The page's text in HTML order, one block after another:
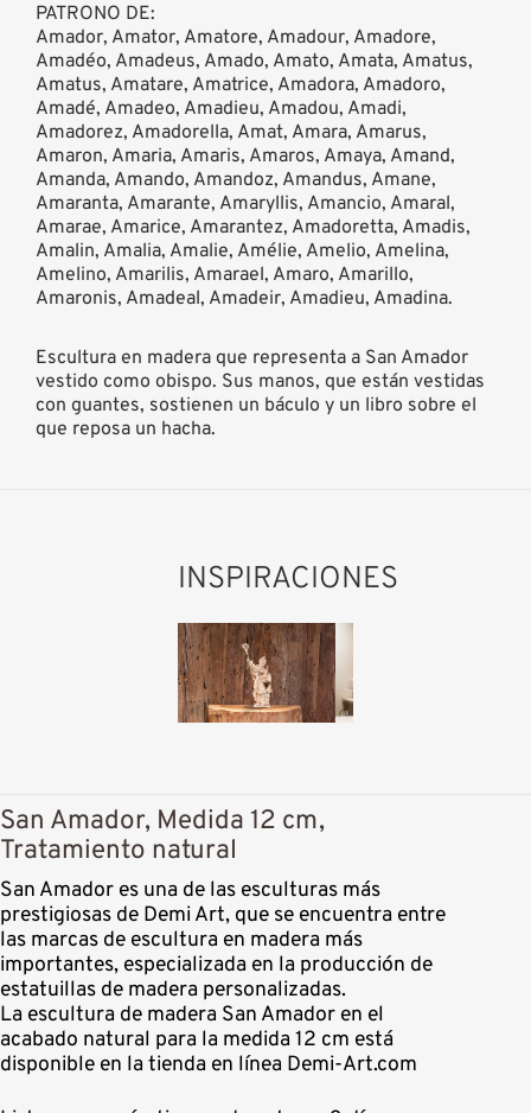
PATRONO DE:
Amador, Amator, Amatore, Amadour, Amadore,
Amadéo, Amadeus, Amado, Amato, Amata, Amatus,
Amatus, Amatare, Amatrice, Amadora, Amadoro,
Amadé, Amadeo, Amadieu, Amadou, Amadi,
Amadorez, Amadorella, Amat, Amara, Amarus,
Amaron, Amaria, Amaris, Amaros, Amaya, Amand,
Amanda, Amando, Amandoz, Amandus, Amane,
Amaranta, Amarante, Amaryllis, Amancio, Amaral,
Amarae, Amarice, Amarantez, Amadoretta, Amadis,
Amalin, Amalia, Amalie, Amélie, Amelio, Amelina,
Amelino, Amarilis, Amarael, Amaro, Amarillo,
Amaronis, Amadeal, Amadeir, Amadieu, Amadina.
Escultura en madera que representa a San Amador
vestido como obispo. Sus manos, que están vestidas
con guantes, sostienen un báculo y un libro sobre el
que reposa un hacha.
INSPIRACIONES
San Amador, Medida 12 cm,
Tratamiento natural
San Amador es una de las esculturas más
prestigiosas de Demi Art, que se encuentra entre
las marcas de escultura en madera más
importantes, especializada en la producción de
estatuillas de madera personalizadas.
La escultura de madera San Amador en el
acabado natural para la medida 12 cm está
disponible en la tienda en línea Demi-Art.com